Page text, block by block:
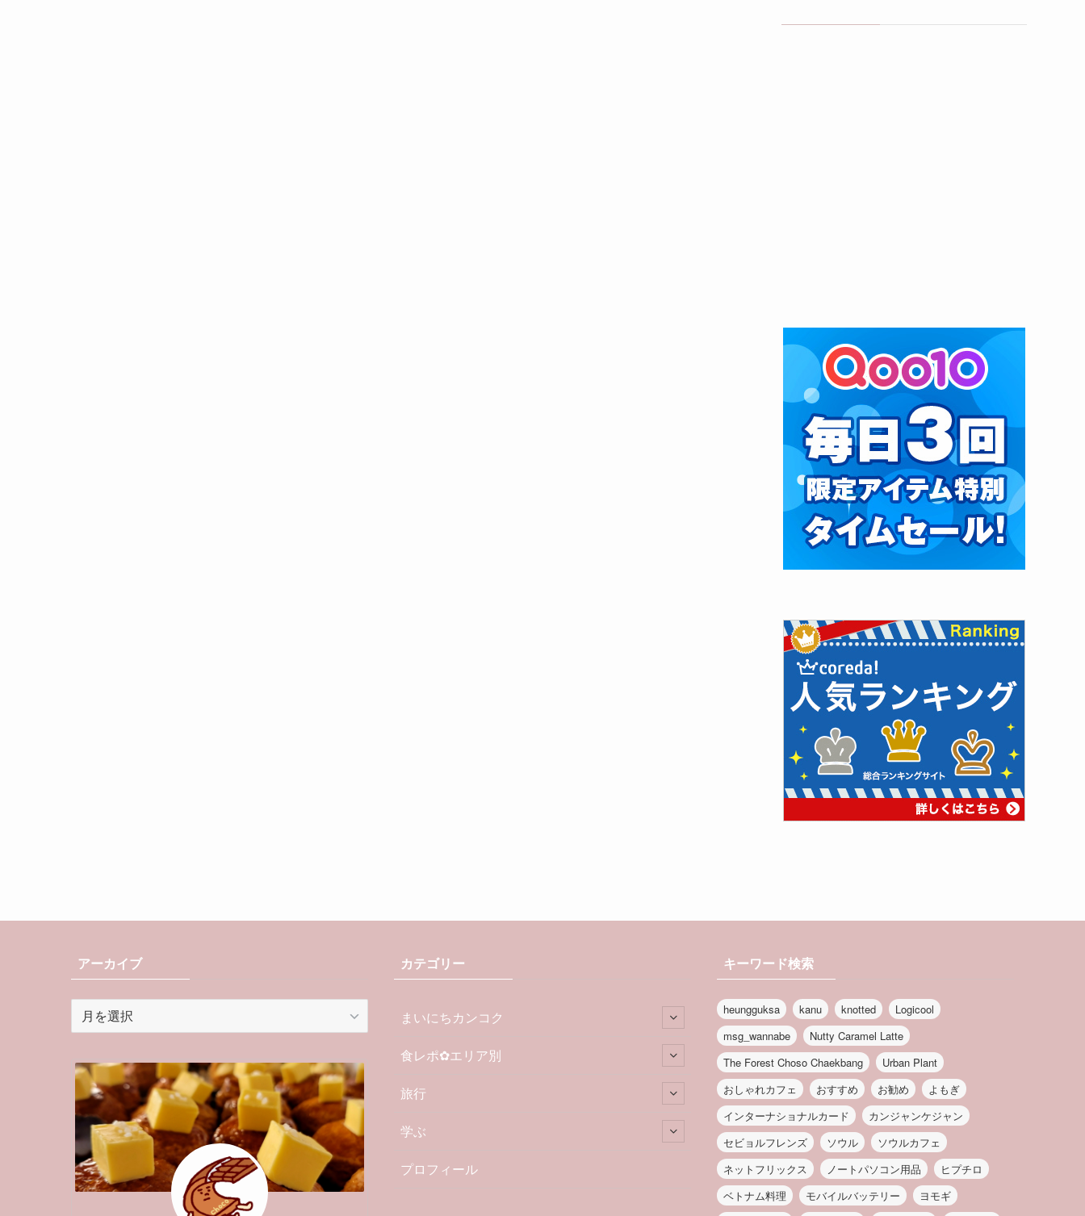
アーカイブ
ー
イ
ブ
カテゴリー
まいにちカンコク
食レポ✿エリア別
旅行
学ぶ
プロフィール
キーワード検索
heungguksa kanu knotted
Logicool
msg_wannabe
Nutty Caramel Latte
The Forest Choso Chaekbang
Urban Plant
おしゃれカフェ
おすすめ お勧め
よもぎ
インターナショナルカード
カンジャンケジャン
セビョルフレンズ
ソウル
ソウルカフェ
ネットフリックス
ノートパソコン用品
ヒプチロ
ベトナム料理
モバイルバッテリー
ヨモギ